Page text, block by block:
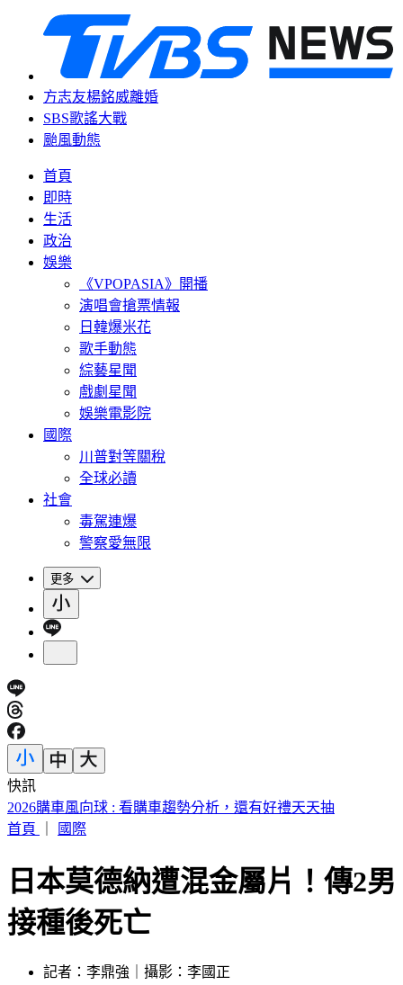
方志友楊銘威離婚
SBS歌謠大戰
颱風動態
首頁
即時
生活
政治
娛樂
《VPOPASIA》開播
演唱會搶票情報
日韓爆米花
歌手動態
綜藝星聞
戲劇星聞
娛樂電影院
國際
川普對等關稅
全球必讀
社會
毒駕連爆
警察愛無限
更多
快訊
500萬人嗨！0050、0056今發股息 「注意」扣二代健保
首頁
國際
日本莫德納遭混金屬片！傳2男
接種後死亡
記者：李鼎強｜攝影：李國正